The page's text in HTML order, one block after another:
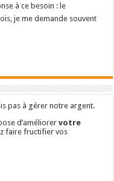
à ce besoin : le
je me demande souvent
pas à gérer notre argent.
d’améliorervotre
faire fructifier vos